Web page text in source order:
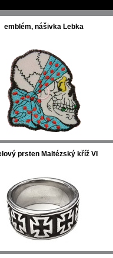
emblém, nášivka Lebka
prsten Maltézský kříž VI